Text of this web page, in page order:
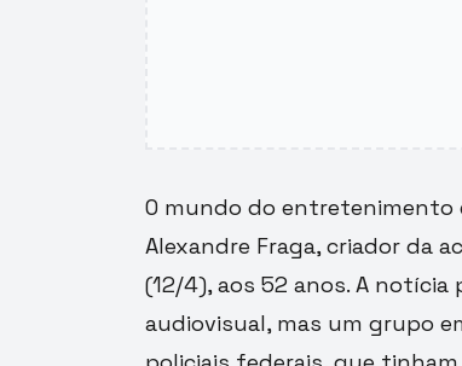
O mundo do entretenimento
Alexandre Fraga, criador da
(12/4), aos 52 anos. A
audiovisual, mas um grupo